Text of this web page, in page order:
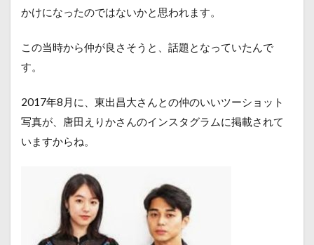
かけになったのではないかと思われます。
この当時から仲が良さそうと、話題となっていたんで
す。
2017年8月に、東出昌大さんとの仲のいいツーショット
写真が、唐田えりかさんのインスタグラムに掲載されて
いますからね。